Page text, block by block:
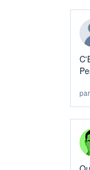
par